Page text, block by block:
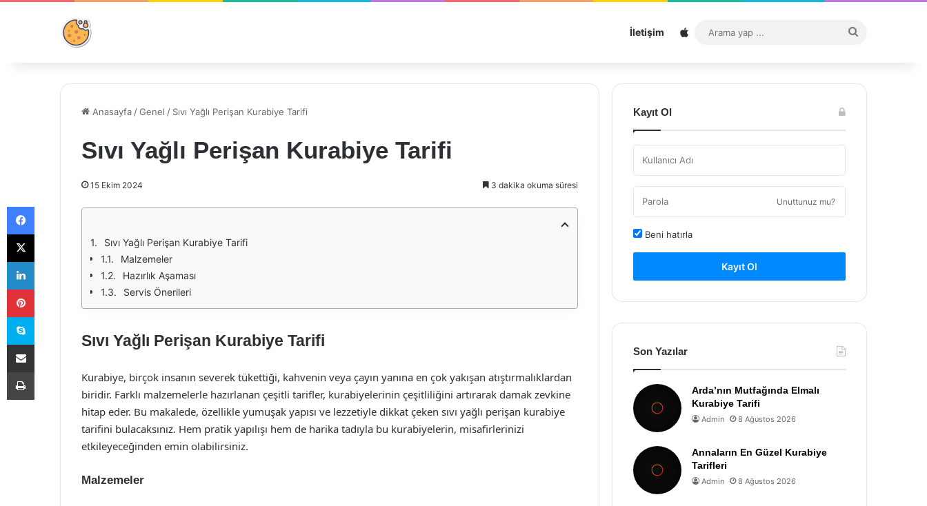
İletişim Sitemap
...
Anasayfa /Genel / Sıvı Yağlı Perişan Kurabiye Tarifi
Sıvı Yağlı Perişan Kurabiye Tarifi
15 Ekim 2024 3 dakika okuma süresi
Sıvı Yağlı Perişan Kurabiye Tarifi
Malzemeler
Hazırlık Aşaması
Servis Önerileri
Sıvı Yağlı Perişan Kurabiye Tarifi
Kurabiye, birçok insanın severek tükettiği, kahvenin veya çayın yanına en çok yakışan atıştırmalıklardan
biridir. Farklı malzemelerle hazırlanan çeşitli tarifler, kurabiyelerinin çeşitliliğini artırarak damak zevkine
hitap eder. Bu makalede, özellikle yumuşak yapısı ve lezzetiyle dikkat çeken sıvı yağlı perişan kurabiye
tarifini bulacaksınız. Hem pratik yapılışı hem de harika tadıyla bu kurabiyelerin, misafirlerinizi
etkileyeceğinden emin olabilirsiniz.
Malzemeler
Kayıt Ol
Unuttunuz mu?
Beni hatırla
Kayıt Ol
Son Yazılar
Arda’nın Mutfağında Elmalı
Kurabiye Tarifi
Admin 8 Ağustos 2026
Annaların En Güzel Kurabiye
Tarifleri
Admin 8 Ağustos 2026
Facebook
X
LinkedIn
Pinterest
Skype
E-Posta ile paylaş